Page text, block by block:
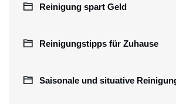
Reinigung spart Geld
Reinigungstipps für Zuhause
Saisonale und situative